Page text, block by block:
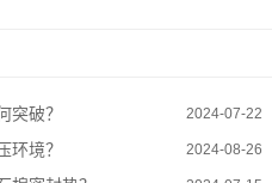
突破？ 2024-07-22
环境？ 2024-08-26